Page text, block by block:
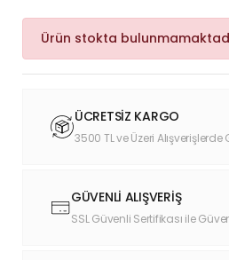
Ürün stokta
ÜCRETSİZ KARGO
3500 TL ve Üzeri Alışverişlerde
GÜVENLİ ALIŞVERİŞ
SSL Güvenli Sertifikası ile